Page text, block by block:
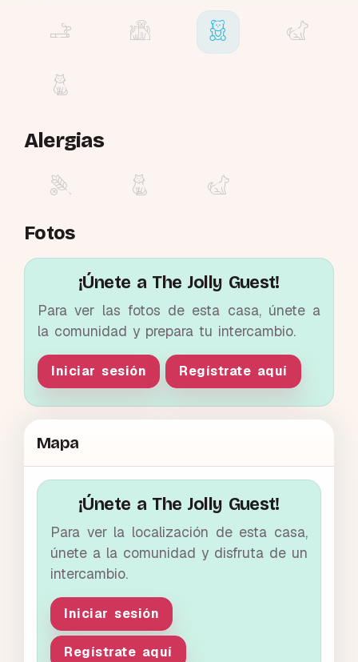
Alergias
Fotos
¡Únete a The Jolly Guest!
Para ver las fotos de esta casa, únete a
la comunidad y prepara tu intercambio.
Iniciar sesión Regístrate aquí
Mapa
¡Únete a The Jolly Guest!
Para ver la localización de esta casa,
únete a la comunidad y disfruta de un
intercambio.
Iniciar sesión
Regístrate aquí